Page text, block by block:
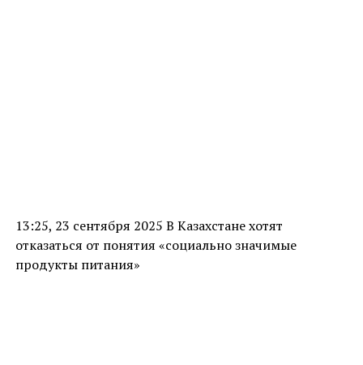
13:25, 23 сентября 2025 В Казахстане хотят
отказаться от понятия «социально значимые
продукты питания»